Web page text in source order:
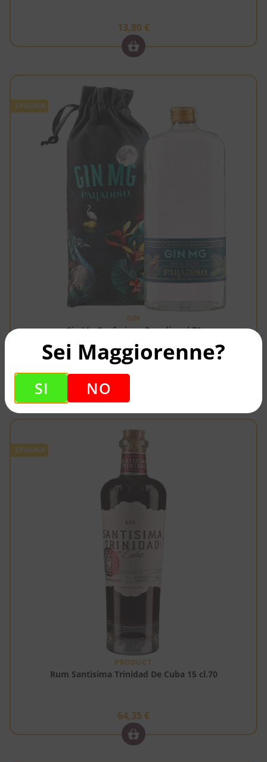
13,80 €
SPAGNA
GIN
Gin Mg Confezione Paradiso cl.70
21,35
SPAGNA
PRODUCT
Rum Santisima Trinidad De Cuba 15 cl.70
64,35 €
Sei Maggiorenne?
SI NO